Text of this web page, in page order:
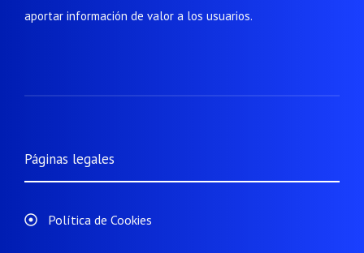
aportar información de valor a los usuarios.
Páginas legales
Política de Cookies